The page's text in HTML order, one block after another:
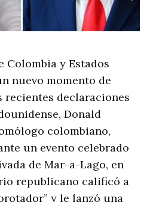
Colombia y Estados
nuevo momento de
recientes declaraciones
Donald
colombiano,
un evento celebrado
de Mar-a-Lago, en
republicano calificó a
y le lanzó una